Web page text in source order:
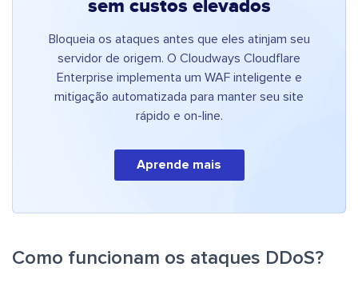
sem custos elevados
Bloqueia os ataques antes que eles atinjam seu
servidor de origem. O Cloudways Cloudflare
Enterprise implementa um WAF inteligente e
mitigação automatizada para manter seu site
rápido e on-line.
Aprende mais
Como funcionam os ataques DDoS?